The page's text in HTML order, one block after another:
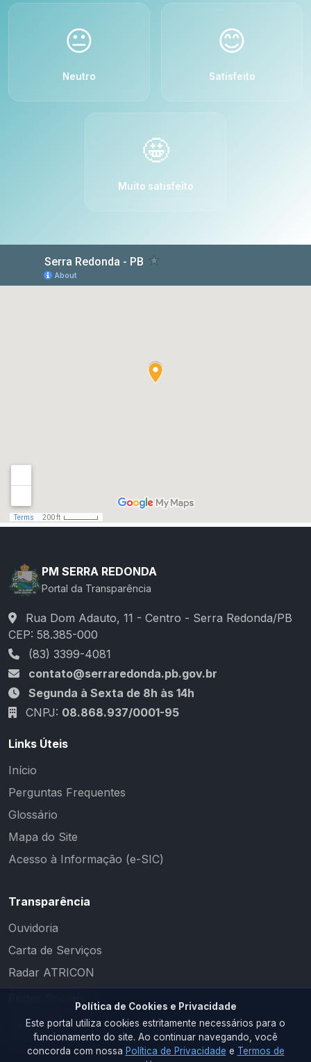
😐
Neutro
😊
Satisfeito
🤩
Muito satisfeito
PM SERRA REDONDA
Portal da Transparência
Rua Dom Adauto, 11 - Centro - Serra Redonda/PB
CEP: 58.385-000
(83) 3399-4081
contato@serraredonda.pb.gov.br
Segunda à Sexta de 8h às 14h
CNPJ: 08.868.937/0001-95
Links Úteis
Início
Perguntas Frequentes
Glossário
Mapa do Site
Acesso à Informação (e-SIC)
Transparência
Ouvidoria
Carta de Serviços
Radar ATRICON
Política de Cookies e Privacidade
Este portal utiliza cookies estritamente necessários para o
funcionamento do site. Ao continuar navegando, você
concorda com nossa Política de Privacidade e Termos de